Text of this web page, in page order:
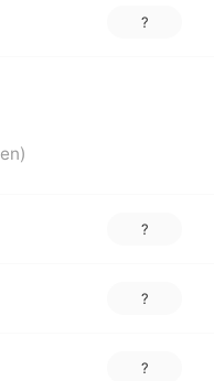
?
?
?
?